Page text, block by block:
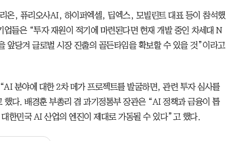
온, 퓨리오사AI, 하이퍼엑셀, 딥엑스, 모빌린트 대표 등이 참석했
업들은 “투자 재원이 적기에 마련된다면 현재 개발 중인 차세대 N
앞당겨 글로벌 시장 진출의 골든타임을 확보할 수 있을 것”이라고
분야에 대한 2차 메가 프로젝트를 발굴하면, 관련 투자 심사를
했다. 배경훈 부총리 겸 과기정통부 장관은 “AI 정책과 금융이 톱
한민국 AI 산업의 엔진이 제대로 가동될 수 있다”고 했다.